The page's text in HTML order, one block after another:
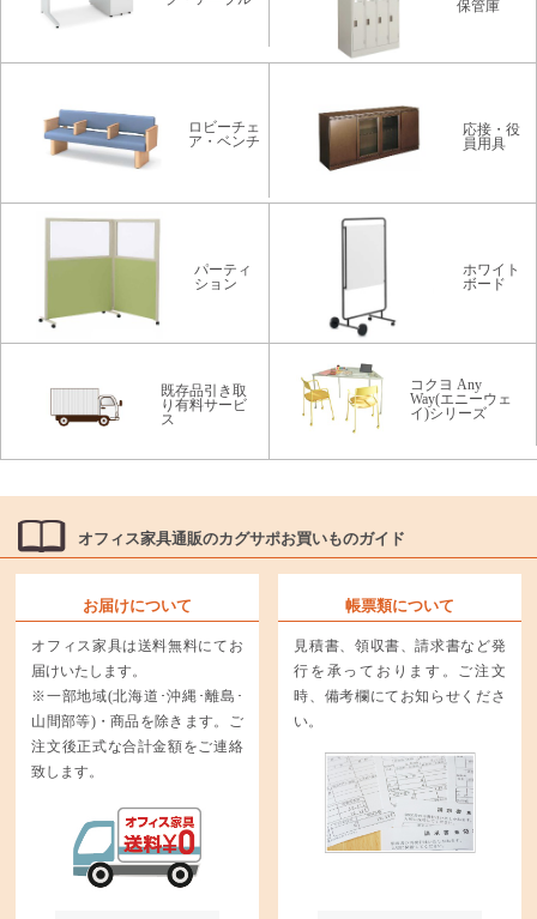
保管庫
ロビーチェ
ア・ベンチ
応接・役
員用具
パーティ
ション
ホワイト
ボード
既存品引き取
り有料サービ
ス
コクヨ Any
Way(エニーウェ
イ)シリーズ
オフィス家具通販のカグサポお買いものガイド
お届けについて
オフィス家具は送料無料にてお
届けいたします。
※一部地域(北海道･沖縄･離島･
山間部等)・商品を除きます。ご
注文後正式な合計金額をご連絡
致します。
帳票類について
見積書、領収書、請求書など発
行を承っております。ご注文
時、備考欄にてお知らせくださ
い。